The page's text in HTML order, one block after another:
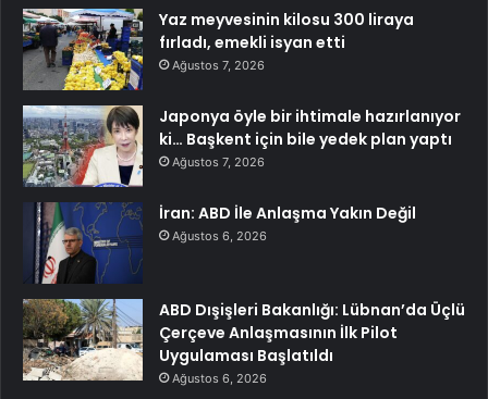
Yaz meyvesinin kilosu 300 liraya
fırladı, emekli isyan etti
Ağustos 7, 2026
Japonya öyle bir ihtimale hazırlanıyor
ki… Başkent için bile yedek plan yaptı
Ağustos 7, 2026
İran: ABD İle Anlaşma Yakın Değil
Ağustos 6, 2026
ABD Dışişleri Bakanlığı: Lübnan’da Üçlü
Çerçeve Anlaşmasının İlk Pilot
Uygulaması Başlatıldı
Ağustos 6, 2026